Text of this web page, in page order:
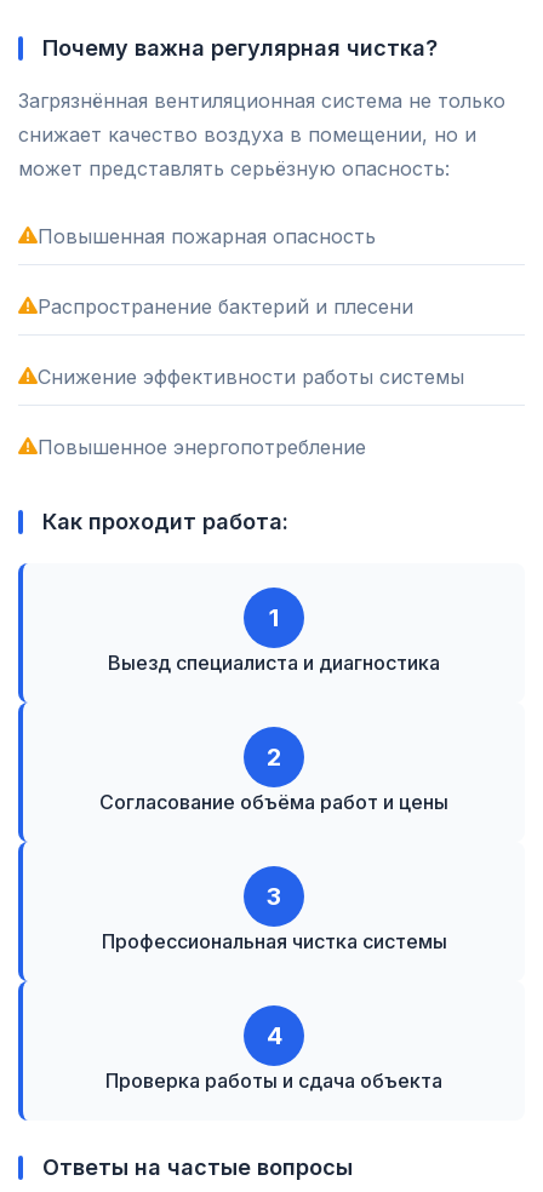
Почему важна регулярная чистка?
Загрязнённая вентиляционная система не только
снижает качество воздуха в помещении, но и
может представлять серьёзную опасность:
Повышенная пожарная опасность
Распространение бактерий и плесени
Снижение эффективности работы системы
Повышенное энергопотребление
Как проходит работа:
1
Выезд специалиста и диагностика
2
Согласование объёма работ и цены
3
Профессиональная чистка системы
4
Проверка работы и сдача объекта
Ответы на частые вопросы